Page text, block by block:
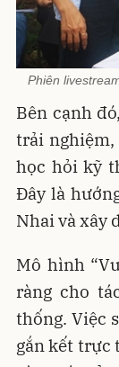
Phiên
Bên cạnh
trải
học hỏi kỹ
Đây là
Nhai và xây
Mô hình
ràng cho
thống. Việc
gắn kết trực